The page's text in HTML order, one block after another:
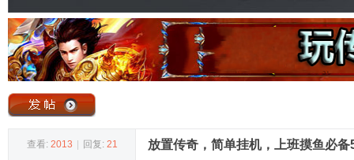
奇
查看: 2013 回复: 21 放置传奇，简单挂机，上班摸鱼必备